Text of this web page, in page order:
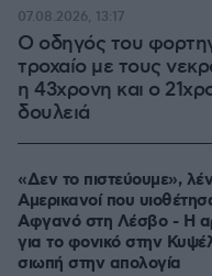
Ο οδηγός του
τροχαίο με τους
η 43χρονη και ο
δουλειά
07.08.2026, 13:17
«Δεν το πιστεύουμε»,
Αμερικανοί που
Αφγανό στη Λέσβο - Η
για το φονικό στην
σιωπή στην απολογία